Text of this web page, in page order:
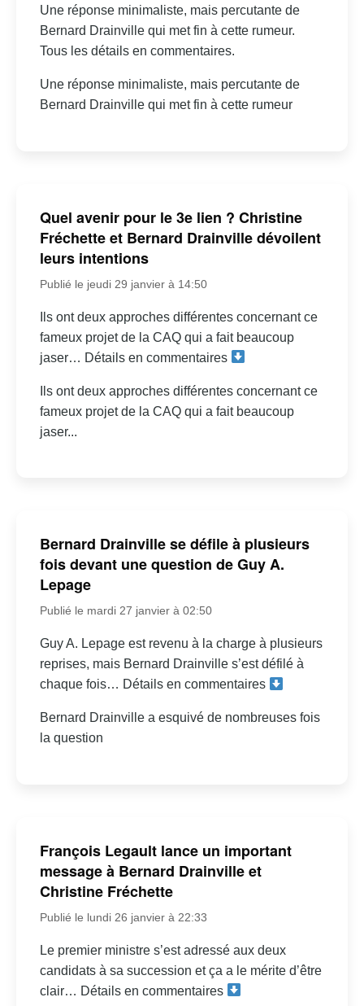
Une réponse minimaliste, mais percutante de
Bernard Drainville qui met fin à cette rumeur.
Tous les détails en commentaires.
Une réponse minimaliste, mais percutante de
Bernard Drainville qui met fin à cette rumeur
Quel avenir pour le 3e lien ? Christine
Fréchette et Bernard Drainville dévoilent
leurs intentions
Publié le jeudi 29 janvier à 14:50
Ils ont deux approches différentes concernant ce
fameux projet de la CAQ qui a fait beaucoup
jaser… Détails en commentaires
Ils ont deux approches différentes concernant ce
fameux projet de la CAQ qui a fait beaucoup
jaser...
Bernard Drainville se défile à plusieurs
fois devant une question de Guy A.
Lepage
Publié le mardi 27 janvier à 02:50
Guy A. Lepage est revenu à la charge à plusieurs
reprises, mais Bernard Drainville s’est défilé à
chaque fois… Détails en commentaires
Bernard Drainville a esquivé de nombreuses fois
la question
François Legault lance un important
message à Bernard Drainville et
Christine Fréchette
Publié le lundi 26 janvier à 22:33
Le premier ministre s’est adressé aux deux
candidats à sa succession et ça a le mérite d’être
clair… Détails en commentaires